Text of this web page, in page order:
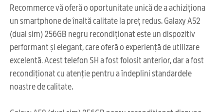
Recommerce vă oferă o oportunitate unică de a achiziționa
un smartphone de înaltă calitate la preț redus. Galaxy A52
(dual sim) 256GB negru recondiționat este un dispozitiv
performant și elegant, care oferă o experiență de utilizare
excelentă. Acest telefon SH a fost folosit anterior, dar a fost
recondiționat cu atenție pentru a îndeplini standardele
noastre de calitate.